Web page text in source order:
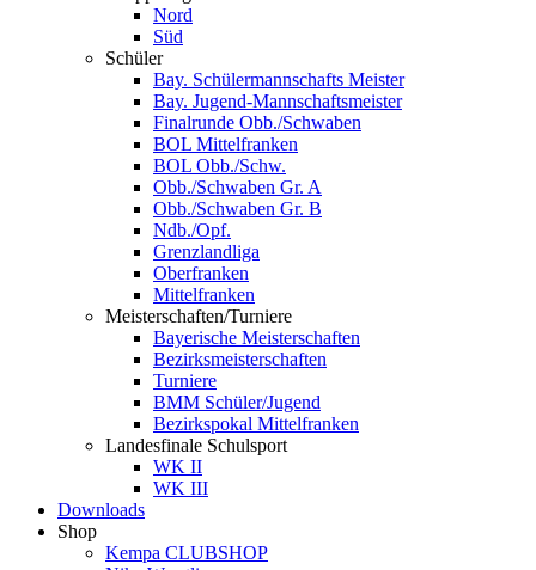
Nord
Süd
Schüler
Bay. Schülermannschafts Meister
Bay. Jugend-Mannschaftsmeister
Finalrunde Obb./Schwaben
BOL Mittelfranken
BOL Obb./Schw.
Obb./Schwaben Gr. A
Obb./Schwaben Gr. B
Ndb./Opf.
Grenzlandliga
Oberfranken
Mittelfranken
Meisterschaften/Turniere
Bayerische Meisterschaften
Bezirksmeisterschaften
Turniere
BMM Schüler/Jugend
Bezirkspokal Mittelfranken
Landesfinale Schulsport
WK II
WK III
Downloads
Shop
Kempa CLUBSHOP